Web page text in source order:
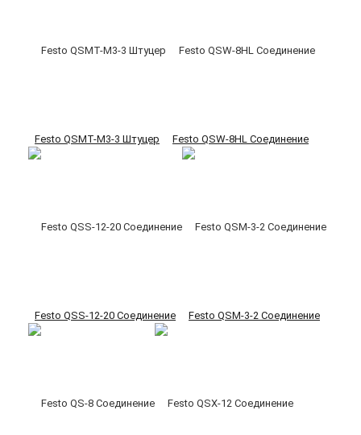
Festo QSMT-M3-3 Штуцер Festo QSW-8HL Соединение
Festo QSS-12-20 Соединение Festo QSM-3-2 Соединение